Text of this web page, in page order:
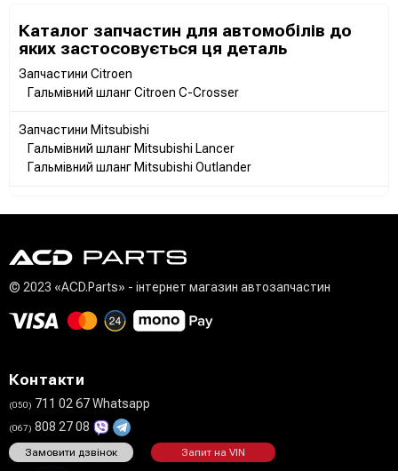
Каталог запчастин для автомобілів до
яких застосовується ця деталь
Запчастини Citroen
Гальмівний шланг Citroen C-Crosser
Запчастини Mitsubishi
Гальмівний шланг Mitsubishi Lancer
Гальмівний шланг Mitsubishi Outlander
© 2023 «ACD.Parts» - інтернет магазин автозапчастин
Контакти
(050) 711 02 67 Whatsapp
(067) 808 27 08
Замовити дзвінок Запит на VIN